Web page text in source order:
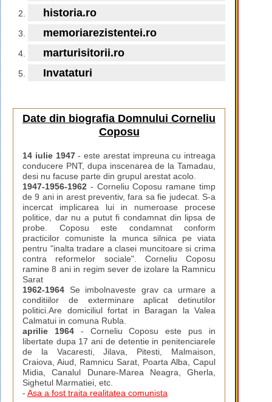
historia.ro
memoriarezistentei.ro
marturisitorii.ro
Invataturi
Date din biografia Domnului Corneliu
Coposu
14 iulie 1947- este arestat impreuna cu intreaga
conducere PNT, dupa inscenarea de la Tamadau,
desi nu facuse parte din grupul arestat acolo.
1947-1956-1962 - Corneliu Coposu ramane timp
de 9 ani in arest preventiv, fara sa fie judecat. S-a
incercat implicarea lui in numeroase procese
politice, dar nu a putut fi condamnat din lipsa de
probe. Coposu este condamnat conform
practicilor comuniste la munca silnica pe viata
pentru "inalta tradare a clasei muncitoare si crima
contra reformelor sociale". Corneliu Coposu
ramine 8 ani in regim sever de izolare la Ramnicu
Sarat
1962-1964 Se imbolnaveste grav ca urmare a
conditiilor de exterminare aplicat detinutilor
politici.Are domiciliul fortat in Baragan la Valea
Calmatui in comuna Rubla.
aprilie 1964- Corneliu Coposu este pus in
libertate dupa 17 ani de detentie in penitenciarele
de la Vacaresti, Jilava, Pitesti, Malmaison,
Craiova, Aiud, Ramnicu Sarat, Poarta Alba, Capul
Midia, Canalul Dunare-Marea Neagra, Gherla,
Sighetul Marmatiei, etc.
- Asa a fost traita realitatea comunista